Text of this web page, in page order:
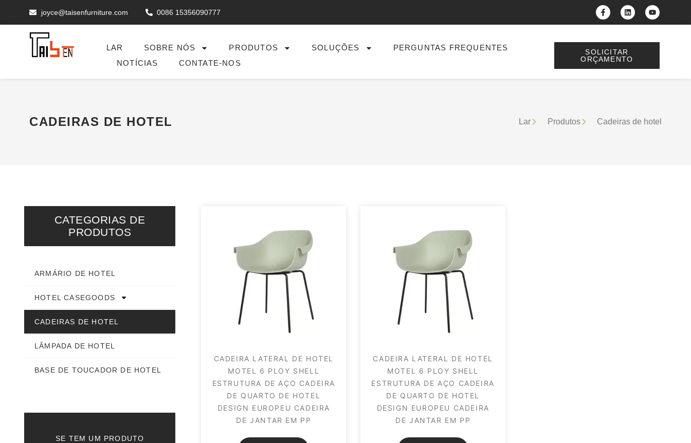
joyce@taisenfurniture.com 0086 15356090777
LAR SOBRE NÓS PRODUTOS SOLUÇÕES
PERGUNTAS FREQUENTES
NOTÍCIAS
CONTATE-NOS
SOLICITAR
ORÇAMENTO
CADEIRAS DE HOTEL Lar Produtos Cadeiras de hotel
CATEGORIAS DE
PRODUTOS
ARMÁRIO DE HOTEL
HOTEL CASEGOODS
CADEIRAS DE HOTEL
LÂMPADA DE HOTEL
BASE DE TOUCADOR DE HOTEL
SE TEM UM PRODUTO
CADEIRA LATERAL DE HOTEL
MOTEL 6 PLOY SHELL
ESTRUTURA DE AÇO CADEIRA
DE QUARTO DE HOTEL
DESIGN EUROPEU CADEIRA
DE JANTAR EM PP
CADEIRA LATERAL DE HOTEL
MOTEL 6 PLOY SHELL
ESTRUTURA DE AÇO CADEIRA
DE QUARTO DE HOTEL
DESIGN EUROPEU CADEIRA
DE JANTAR EM PP